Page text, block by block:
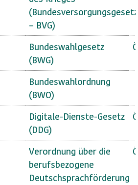
(Bundesversorgungsgesetz
– BVG)
Bundeswahlgesetz
(BWG)
Bundeswahlordnung
(BWO)
Digitale-Dienste-Gesetz
(DDG)
Verordnung über die
berufsbezogene
Deutschsprachförderung